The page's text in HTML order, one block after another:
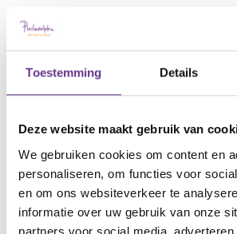
Toestemming Details
Deze website maakt gebruik van
We gebruiken cookies om content en
personaliseren, om functies voor
en om ons websiteverkeer te
informatie over uw gebruik van onze
partners voor social media,
Reacties
Log inen lees reacties van
aan de redactie, geef likes en
geschreven blogs en artikelen.